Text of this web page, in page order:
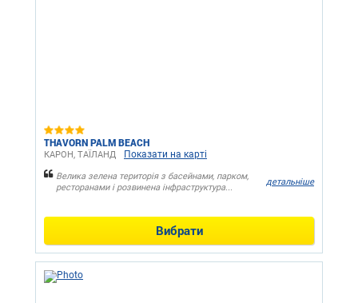
THAVORN PALM BEACH
КАРОН, ТАЇЛАНД Показати на карті
Велика зелена територія з басейнами, парком,
ресторанами і розвинена інфраструктура...
детальніше
Вибрати